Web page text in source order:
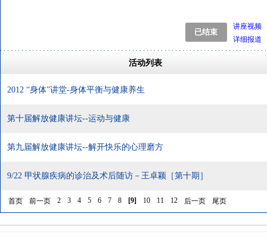
讲座视频
详细报道
活动列表
2012 “身体”讲堂-身体平衡与健康养生
第十届解放健康讲坛--运动与健康
第九届解放健康讲坛--解开快乐的心理磨方
9/22 甲状腺疾病的诊治及术后随访－王卓颖［第十期］
首页 前一页 2 3 4 5 6 7 8 [9] 10 11 12 后一页 尾页